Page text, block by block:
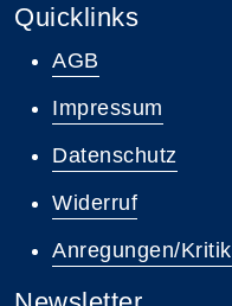
Quicklinks
AGB
Impressum
Datenschutz
Widerruf
Anregungen/Kritik